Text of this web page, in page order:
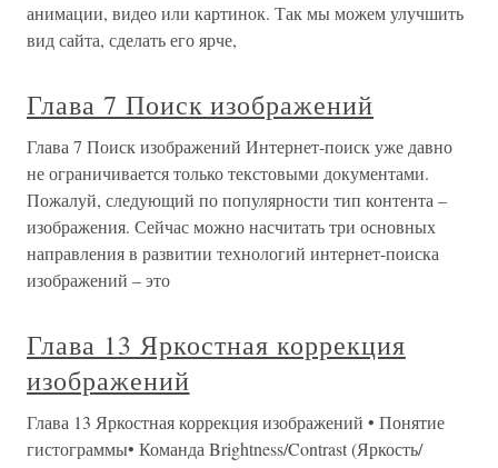
анимации, видео или картинок. Так мы можем улучшить
вид сайта, сделать его ярче,
Глава 7 Поиск изображений
Глава 7 Поиск изображений Интернет-поиск уже давно
не ограничивается только текстовыми документами.
Пожалуй, следующий по популярности тип контента –
изображения. Сейчас можно насчитать три основных
направления в развитии технологий интернет-поиска
изображений – это
Глава 13 Яркостная коррекция
изображений
Глава 13 Яркостная коррекция изображений • Понятие
гистограммы• Команда Brightness/Contrast (Яркость/